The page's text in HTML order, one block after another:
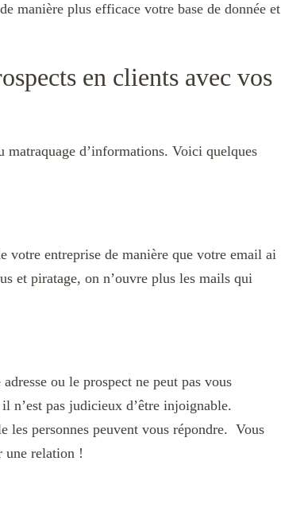
manière plus efficace votre base de donnée et
en clients avec vos
d’informations. Voici quelques
votre entreprise de manière que votre email ai
et piratage, on n’ouvre plus les mails qui
ou le prospect ne peut pas vous
n’est pas judicieux d’être injoignable.
les personnes peuvent vous répondre. Vous
une relation !